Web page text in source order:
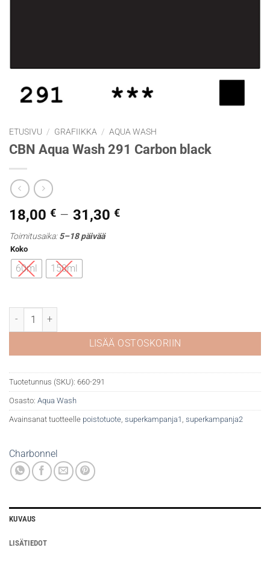
ETUSIVU / GRAFIIKKA / AQUA WASH
CBN Aqua Wash 291 Carbon black
18,00 € – 31,30 €Hintaluokka:
Toimitusaika:5–18 päivää
Koko
60ml 150ml
CBN Aqua Wash 291 Carbon black määrä
LISÄÄ OSTOSKORIIN
Tuotetunnus (SKU): 660-291
Osasto: Aqua Wash
Avainsanat tuotteelle poistotuote, superkampanja1 , superkampanja2
Charbonnel
KUVAUS
LISÄTIEDOT